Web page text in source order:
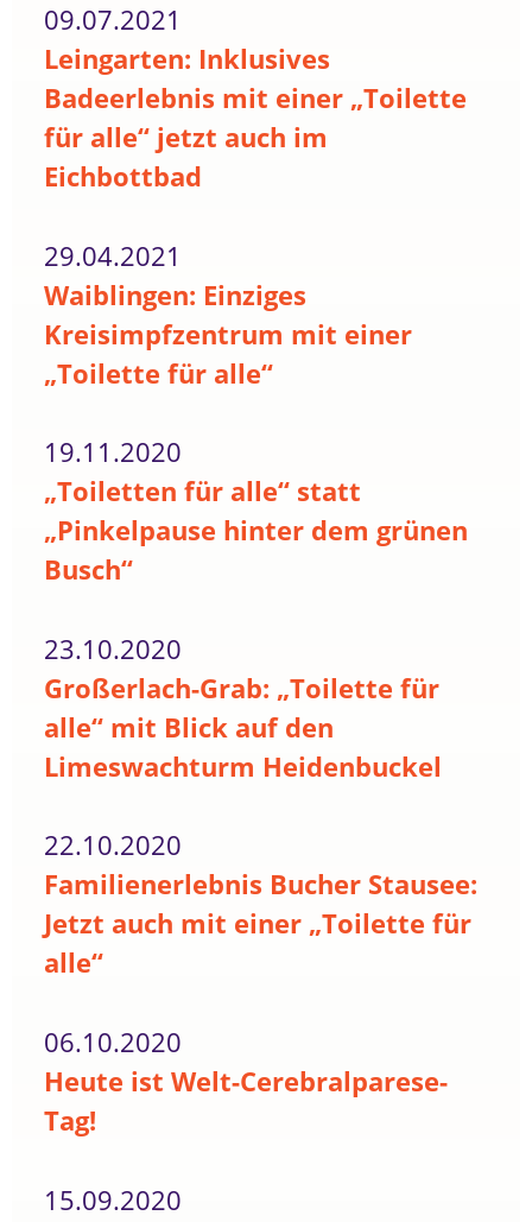
09.07.2021
Leingarten: Inklusives
Badeerlebnis mit einer „Toilette
für alle“ jetzt auch im
Eichbottbad
29.04.2021
Waiblingen: Einziges
Kreisimpfzentrum mit einer
„Toilette für alle“
19.11.2020
„Toiletten für alle“ statt
„Pinkelpause hinter dem grünen
Busch“
23.10.2020
Großerlach-Grab: „Toilette für
alle“ mit Blick auf den
Limeswachturm Heidenbuckel
22.10.2020
Familienerlebnis Bucher Stausee:
Jetzt auch mit einer „Toilette für
alle“
06.10.2020
Heute ist Welt-Cerebralparese-
Tag!
15.09.2020